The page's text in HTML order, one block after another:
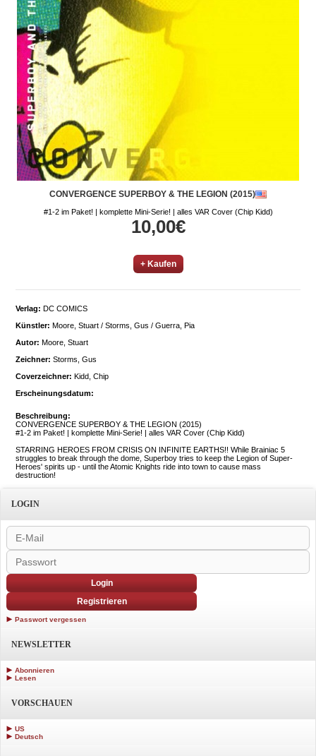
CONVERGENCE SUPERBOY & THE LEGION (2015)
#1-2 im Paket! | komplette Mini-Serie! | alles VAR Cover (Chip Kidd)
10,00€
+ Kaufen
Verlag: DC COMICS
Künstler: Moore, Stuart / Storms, Gus / Guerra, Pia
Autor: Moore, Stuart
Zeichner: Storms, Gus
Coverzeichner: Kidd, Chip
Erscheinungsdatum:
Beschreibung:
CONVERGENCE SUPERBOY & THE LEGION (2015)
#1-2 im Paket! | komplette Mini-Serie! | alles VAR Cover (Chip Kidd)
STARRING HEROES FROM CRISIS ON INFINITE EARTHS!! While Brainiac 5
struggles to break through the dome, Superboy tries to keep the Legion of Super-
Heroes' spirits up - until the Atomic Knights ride into town to cause mass
destruction!
LOGIN
Login
Registrieren
Passwort vergessen
NEWSLETTER
Abonnieren
Lesen
VORSCHAUEN
US
Deutsch